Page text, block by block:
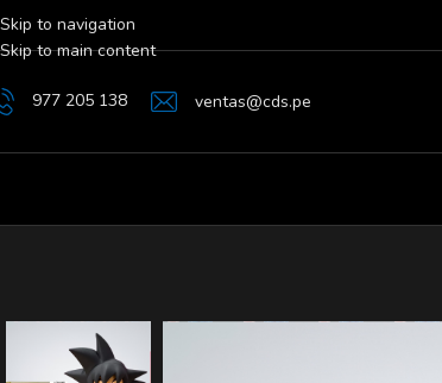
Skip to navigation
Skip to main content
977 205 138 ventas@cds.pe